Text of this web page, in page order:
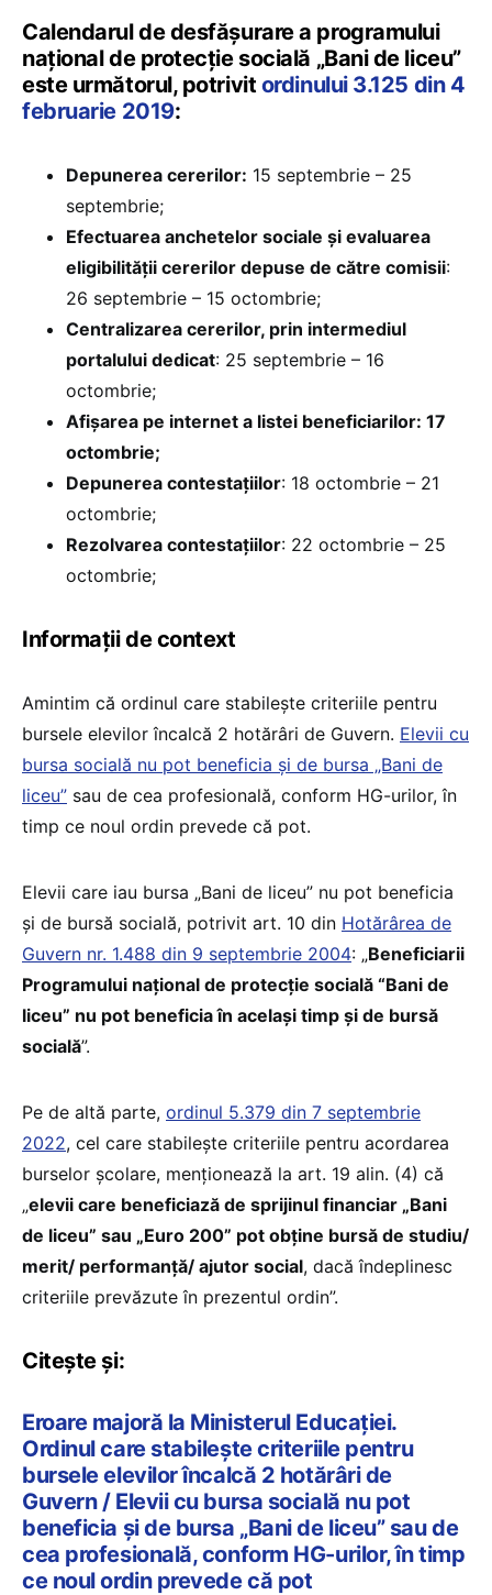
Calendarul de desfășurare a programului
național de protecție socială „Bani de liceu”
este următorul, potrivit ordinului 3.125 din 4
februarie 2019:
Depunerea cererilor: 15 septembrie – 25
septembrie;
Efectuarea anchetelor sociale și evaluarea
eligibilității cererilor depuse de către comisii:
26 septembrie – 15 octombrie;
Centralizarea cererilor, prin intermediul
portalului dedicat: 25 septembrie – 16
octombrie;
Afișarea pe internet a listei beneficiarilor: 17
octombrie;
Depunerea contestațiilor: 18 octombrie – 21
octombrie;
Rezolvarea contestațiilor: 22 octombrie – 25
octombrie;
Informații de context
Amintim că ordinul care stabilește criteriile pentru
bursele elevilor încalcă 2 hotărâri de Guvern. Elevii cu
bursa socială nu pot beneficia și de bursa „Bani de
liceu” sau de cea profesională, conform HG-urilor, în
timp ce noul ordin prevede că pot.
Elevii care iau bursa „Bani de liceu” nu pot beneficia
și de bursă socială, potrivit art. 10 din Hotărârea de
Guvern nr. 1.488 din 9 septembrie 2004: „Beneficiarii
Programului național de protecție socială “Bani de
liceu” nu pot beneficia în același timp și de bursă
socială”.
Pe de altă parte, ordinul 5.379 din 7 septembrie
2022, cel care stabilește criteriile pentru acordarea
burselor școlare, menționează la art. 19 alin. (4) că
„elevii care beneficiază de sprijinul financiar „Bani
de liceu” sau „Euro 200” pot obține bursă de studiu/
merit/ performanță/ ajutor social, dacă îndeplinesc
criteriile prevăzute în prezentul ordin”.
Citește și:
Eroare majoră la Ministerul Educației.
Ordinul care stabilește criteriile pentru
bursele elevilor încalcă 2 hotărâri de
Guvern / Elevii cu bursa socială nu pot
beneficia și de bursa „Bani de liceu” sau de
cea profesională, conform HG-urilor, în timp
ce noul ordin prevede că pot